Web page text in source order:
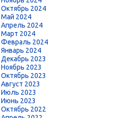
Октябрь 2024
Май 2024
Апрель 2024
Март 2024
Февраль 2024
Январь 2024
Декабрь 2023
Ноябрь 2023
Октябрь 2023
Август 2023
Июль 2023
Июнь 2023
Октябрь 2022